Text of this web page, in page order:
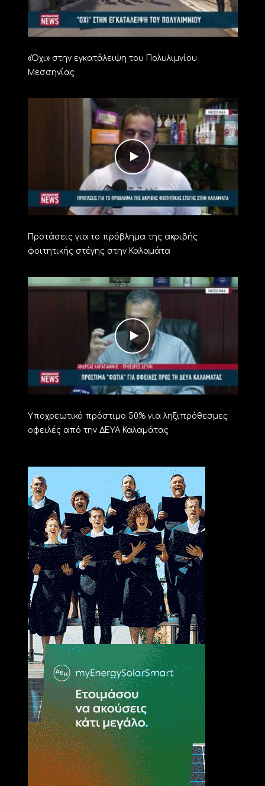
«Όχι» στην εγκατάλειψη του Πολυλιμνίου
Μεσσηνίας
Προτάσεις για το πρόβλημα της ακριβής
φοιτητικής στέγης στην Καλαμάτα
Υποχρεωτικό πρόστιμο 50% για ληξιπρόθεσμες
οφειλές από την ΔΕΥΑ Καλαμάτας